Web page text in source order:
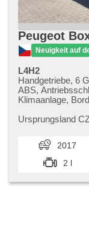
Peugeot
Neuigkeit auf
L4H2
Handgetriebe, 6
ABS,
Klimaanlage,
kolo, El. Spiegel,
USB, Autoradio,
Kopflehnen,
Ursprungsland
2017
2 l